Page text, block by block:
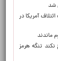
شد
آمریکا در
ماندند
نکند تنگه هرمز